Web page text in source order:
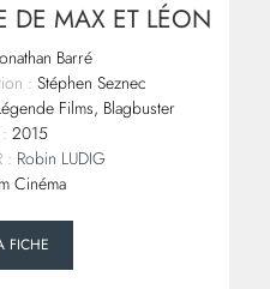
DE MAX ET LÉON
Barré
: Stéphen Seznec
Films, Blagbuster
2015
: Robin LUDIG
Cinéma
FICHE